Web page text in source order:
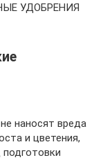
УДОБРЕНИЯ
наносят вреда
и цветения,
подготовки